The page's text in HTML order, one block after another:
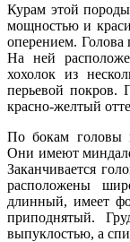
Курам этой
мощностью и
оперением.
На ней
хохолок из
перьевой
красно-желтый
По бокам головы
Они имеют
Заканчивается
расположены
длинный, имеет
приподнятый.
выпуклостью, а